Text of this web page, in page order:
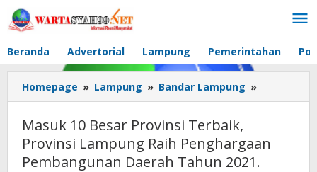
Lewati
ke
Beranda
Advertorial Lampung Pemerintahan
Homepage » Lampung » Bandar Lampung »
10
Terbaik,
Masuk 10 Besar Provinsi Terbaik,
Provinsi Lampung Raih Penghargaan
Pembangunan Daerah Tahun 2021.